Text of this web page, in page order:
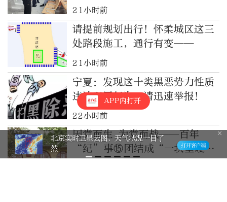
21小时前
请提前规划出行！怀柔城区这三
处路段施工，通行有变——
21小时前
宁夏：发现这十类黑恶势力性质
违法犯罪行为，请迅速举报！
22小时前
因党而生 为党而战——百年
“纪”事⑮团结成“一块坚硬的
APP内打开
北京实时卫星云图，天气状况一目了
然